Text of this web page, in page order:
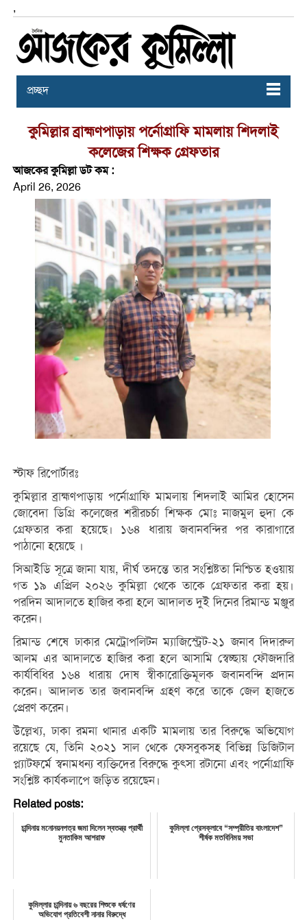
,
প্রচ্ছদ
কুমিল্লার ব্রাহ্মণপাড়ায় পর্নোগ্রাফি মামলায় শিদলাই
কলেজের শিক্ষক গ্রেফতার
আজকের কুমিল্লা ডট কম :
April 26, 2026
স্টাফ রিপোর্টারঃ
কুমিল্লার ব্রাহ্মণপাড়ায় পর্নোগ্রাফি মামলায় শিদলাই আমির হোসেন
জোবেদা ডিগ্রি কলেজের শরীরচর্চা শিক্ষক মোঃ নাজমুল হুদা কে
গ্রেফতার করা হয়েছে। ১৬৪ ধারায় জবানবন্দির পর কারাগারে
পাঠানো হয়েছে ।
সিআইডি সূত্রে জানা যায়, দীর্ঘ তদন্তে তার সংশ্লিষ্টতা নিশ্চিত হওয়ায়
গত ১৯ এপ্রিল ২০২৬ কুমিল্লা থেকে তাকে গ্রেফতার করা হয়।
পরদিন আদালতে হাজির করা হলে আদালত দুই দিনের রিমান্ড মঞ্জুর
করেন।
রিমান্ড শেষে ঢাকার মেট্রোপলিটন ম্যাজিস্ট্রেট-২১ জনাব দিদারুল
আলম এর আদালতে হাজির করা হলে আসামি স্বেচ্ছায় ফৌজদারি
কার্যবিধির ১৬৪ ধারায় দোষ স্বীকারোক্তিমূলক জবানবন্দি প্রদান
করেন। আদালত তার জবানবন্দি গ্রহণ করে তাকে জেল হাজতে
প্রেরণ করেন।
উল্লেখ্য, ঢাকা রমনা থানার একটি মামলায় তার বিরুদ্ধে অভিযোগ
রয়েছে যে, তিনি ২০২১ সাল থেকে ফেসবুকসহ বিভিন্ন ডিজিটাল
প্ল্যাটফর্মে স্বনামধন্য ব্যক্তিদের বিরুদ্ধে কুৎসা রটানো এবং পর্নোগ্রাফি
সংশ্লিষ্ট কার্যকলাপে জড়িত রয়েছেন।
Related posts:
চান্দিনায় মনোনয়নপত্র জমা দিলেন স্বতন্ত্র প্রার্থী
মুনতাকিম আশরাফ
কুমিল্লা প্রেসক্লাবে “সম্প্রীতির বাংলাদেশ”
শীর্ষক মতবিনিময় সভা
কুমিল্লার চান্দিনায় ৬ বছরের শিশুকে ধর্ষণের
অভিযোগ প্রতিবেশী নানার বিরুদ্ধে